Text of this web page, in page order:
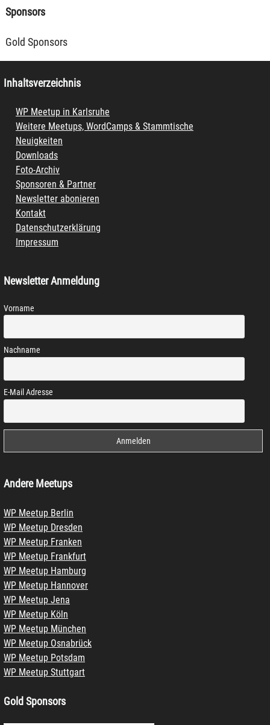
Sponsors
Gold Sponsors
Inhaltsverzeichnis
WP Meetup in Karlsruhe
Weitere Meetups, WordCamps & Stammtische
Neuigkeiten
Downloads
Foto-Archiv
Sponsoren & Partner
Newsletter abonieren
Kontakt
Datenschutzerklärung
Impressum
Newsletter Anmeldung
Vorname
Nachname
E-Mail Adresse
Andere Meetups
WP Meetup Berlin
WP Meetup Dresden
WP Meetup Franken
WP Meetup Frankfurt
WP Meetup Hamburg
WP Meetup Hannover
WP Meetup Jena
WP Meetup Köln
WP Meetup München
WP Meetup Osnabrück
WP Meetup Potsdam
WP Meetup Stuttgart
Gold Sponsors